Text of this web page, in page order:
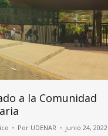
a la Comunidad
Por UDENAR junio 24, 2022